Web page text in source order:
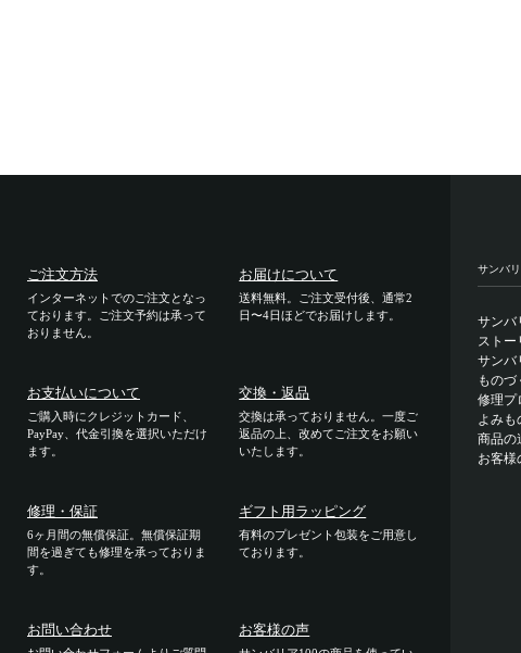
ご注文方法
インターネットでのご注文となっ
ております。ご注文予約は承って
おりません。
お届けについて
送料無料。ご注文受付後、通常2
日〜4日ほどでお届けします。
お支払いについて
ご購入時にクレジットカード、
PayPay、代金引換を選択いただけ
ます。
交換・返品
交換は承っておりません。一度ご
返品の上、改めてご注文をお願い
いたします。
修理・保証
6ヶ月間の無償保証。無償保証期
間を過ぎても修理を承っておりま
す。
ギフト用ラッピング
有料のプレゼント包装をご用意し
ております。
お問い合わせ お客様の声
サンバ
サンバ
ストー
サンバ
ものづ
修理プ
よみも
商品の
お客様